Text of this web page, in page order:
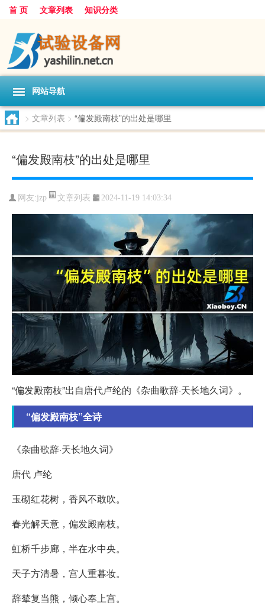
首 页 文章列表 知识分类
网站导航
> 文章列表 > “偏发殿南枝”的出处是哪里
“偏发殿南枝”的出处是哪里
网友:jzp 文章列表 2024-11-19 14:03:34
“偏发殿南枝”出自唐代卢纶的《杂曲歌辞·天长地久词》。
“偏发殿南枝”全诗
《杂曲歌辞·天长地久词》
唐代 卢纶
玉砌红花树，香风不敢吹。
春光解天意，偏发殿南枝。
虹桥千步廊，半在水中央。
天子方清暑，宫人重暮妆。
辞辇复当熊，倾心奉上宫。